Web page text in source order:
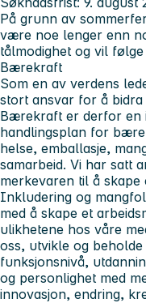
På grunn av
være noe lenger enn
tålmodighet og vil
Bærekraft
Som en av verdens
stort ansvar for å
Bærekraft er derfor en
handlingsplan for
helse, emballasje,
samarbeid. Vi har satt
merkevaren til å skape
Inkludering og
med å skape et
ulikhetene hos våre
oss, utvikle og
funksjonsnivå,
og personlighet med
innovasjon, endring,